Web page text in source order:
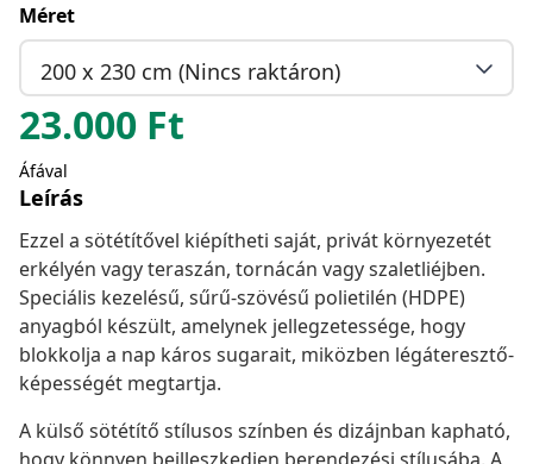
Méret
200 x 230 cm (Nincs raktáron)
23.000 Ft
Áfával
Leírás
Ezzel a sötétítővel kiépítheti saját, privát környezetét
erkélyén vagy teraszán, tornácán vagy szaletliéjben.
Speciális kezelésű, sűrű-szövésű polietilén (HDPE)
anyagból készült, amelynek jellegzetessége, hogy
blokkolja a nap káros sugarait, miközben légáteresztő-
képességét megtartja.
A külső sötétítő stílusos színben és dizájnban kapható,